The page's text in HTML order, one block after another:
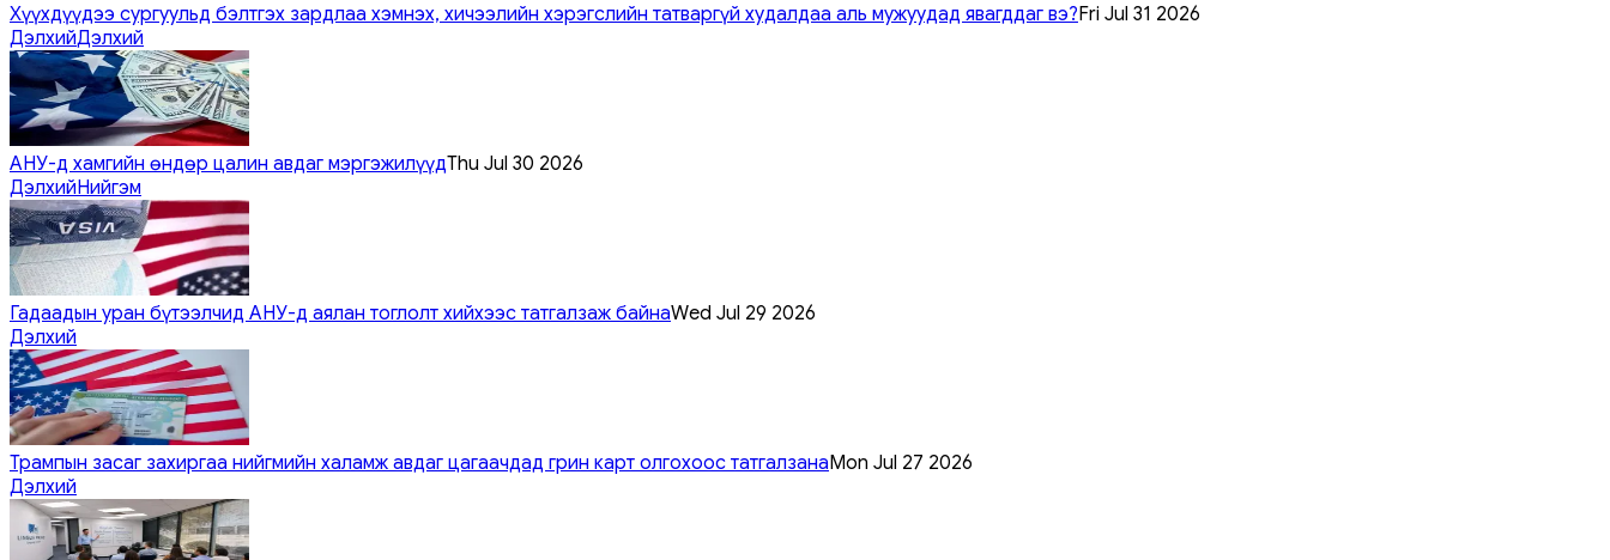
Хүүхдүүдээ сургуульд бэлтгэх зардлаа хэмнэх, хичээлийн хэрэгслийн татваргүй худалдаа аль мужуудад явагддаг вэ?Fri Jul 31 2026
ДэлхийДэлхий
АНУ-д хамгийн өндөр цалин авдаг мэргэжилүүдThu Jul 30 2026
ДэлхийНийгэм
Гадаадын уран бүтээлчид АНУ-д аялан тоглолт хийхээс татгалзаж байнаWed Jul 29 2026
Дэлхий
Трампын засаг захиргаа нийгмийн халамж авдаг цагаачдад грин карт олгохоос татгалзанаMon Jul 27 2026
Дэлхий